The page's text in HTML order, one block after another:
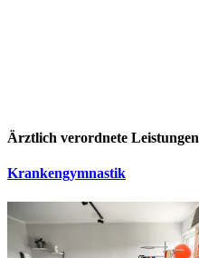
Ärztlich verordnete Leistungen
Krankengymnastik